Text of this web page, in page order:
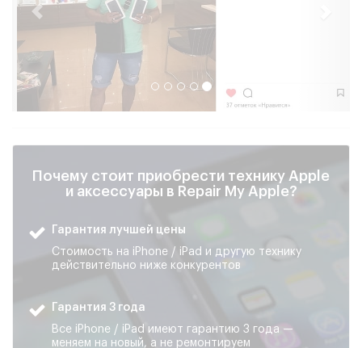
и аксессуары в Repair My Apple?
Гарантия лучшей цены
Гарантия 3 года